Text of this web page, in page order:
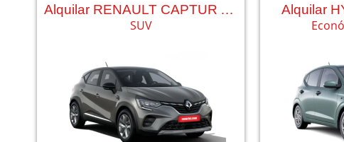
Alquilar RENAULT CAPTUR AUT.
SUV
Alquilar